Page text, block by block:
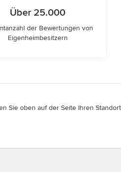
Über 25.000
der Bewertungen von
Eigenheimbesitzern
Sie oben auf der Seite Ihren